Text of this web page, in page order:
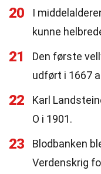
20
I
kunne
21
Den første
udført i 1667
22
Karl
O i 1901.
23
Blodbanken
Verdenskrig